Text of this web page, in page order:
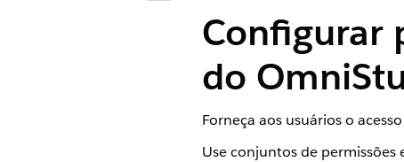
Configurar
do
Forneça aos usuários o
Use conjuntos de